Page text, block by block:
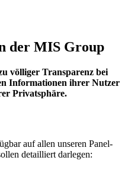
der MIS Group
völliger Transparenz bei
Informationen ihrer Nutzer
Privatsphäre.
auf allen unseren Panel-
detailliert darlegen: